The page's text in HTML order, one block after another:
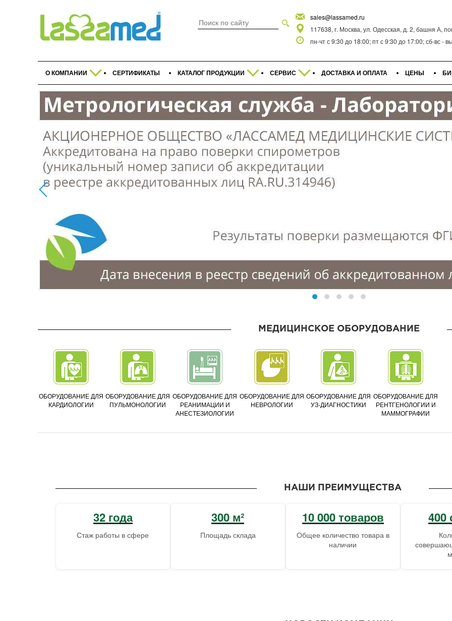
sales@lassamed.ru
117638, г. Москва, ул. Одесская, д. 2, башня А,
пн-чт с 9:30 до 18:00; пт с 9:30 до 17:00; сб-вс -
О КОМПАНИИ СЕРТИФИКАТЫ КАТАЛОГ ПРОДУКЦИИ СЕРВИС ДОСТАВКА И ОПЛАТА ЦЕНЫ
МЕДИЦИНСКОЕ ОБОРУДОВАНИЕ
ОБОРУДОВАНИЕ ДЛЯ
КАРДИОЛОГИИ
ОБОРУДОВАНИЕ ДЛЯ
ПУЛЬМОНОЛОГИИ
ОБОРУДОВАНИЕ ДЛЯ
РЕАНИМАЦИИ И
АНЕСТЕЗИОЛОГИИ
ОБОРУДОВАНИЕ ДЛЯ
НЕВРОЛОГИИ
ОБОРУДОВАНИЕ ДЛЯ
УЗ-ДИАГНОСТИКИ
ОБОРУДОВАНИЕ ДЛЯ
РЕНТГЕНОЛОГИИ И
МАММОГРАФИИ
НАШИ ПРЕИМУЩЕСТВА
32 года
Стаж работы в сфере
300 м²
Площадь склада
10 000 товаров
Общее количество товара в
наличии
400